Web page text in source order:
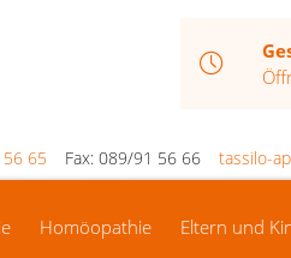
65 Fax: 089/91 56 66 tassilo-
Homöopathie Eltern und